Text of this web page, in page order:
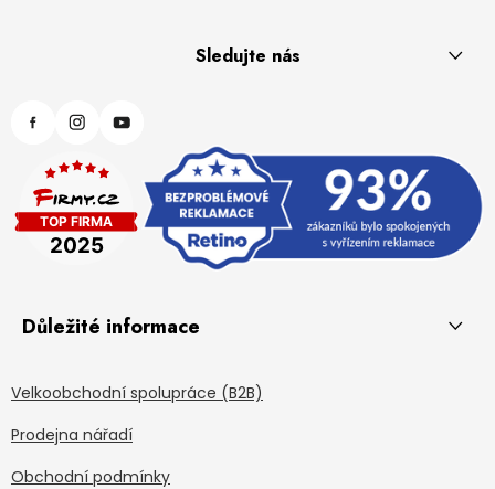
Sledujte nás
Důležité informace
Velkoobchodní spolupráce (B2B)
Prodejna nářadí
Obchodní podmínky